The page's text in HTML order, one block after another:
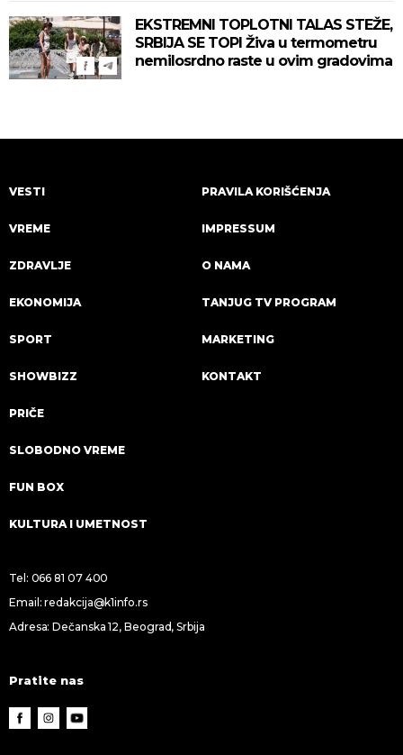
EKSTREMNI TOPLOTNI TALAS STEŽE,
SRBIJA SE TOPI Živa u termometru
nemilosrdno raste u ovim gradovima
VESTI
VREME
ZDRAVLJE
EKONOMIJA
SPORT
SHOWBIZZ
PRIČE
SLOBODNO VREME
FUN BOX
KULTURA I UMETNOST
PRAVILA KORIŠĆENJA
IMPRESSUM
O NAMA
TANJUG TV PROGRAM
MARKETING
KONTAKT
Tel: 066 81 07 400
Email:redakcija@k1info.rs
Adresa: Dečanska 12, Beograd, Srbija
Pratite nas